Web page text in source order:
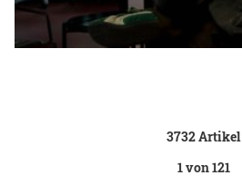
3732 Artikel
1 von 121